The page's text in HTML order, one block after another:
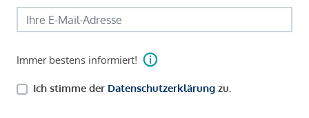
Immer bestens informiert!
Ich stimme der Datenschutzerklärung zu.